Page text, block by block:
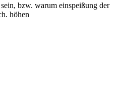
bzw. warum einspeißung der
höhen